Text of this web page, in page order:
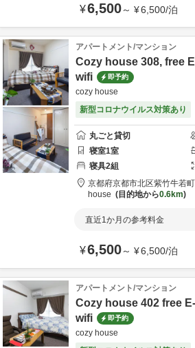
¥6,500～ ¥6,500/泊
アパートメント/マンション
Cozy house 308, free
wifi
即予約
cozy house
新型コロナウイルス対策あり
丸ごと貸切
寝室1室
寝具2組
京都府京都市北区紫竹牛若
house
目的地から0.6km
直近1か月の参考料金
¥6,500～ ¥6,500/泊
アパートメント/マンション
Cozy house 402 free
wifi
即予約
cozy house